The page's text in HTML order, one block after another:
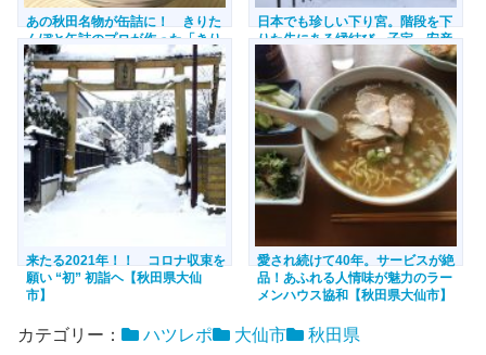
あの秋田名物が缶詰に！ きりた
んぽと缶詰のプロが作った「きり
たんぽの缶詰」【秋田県大仙市】
日本でも珍しい下り宮。階段を下
りた先にある縁結び、子宝、安産
の神「唐松神社」【秋田県大仙
市】
来たる2021年！！ コロナ収束を
願い “初” 初詣ヘ【秋田県大仙
市】
愛され続けて40年。サービスが絶
品！あふれる人情味が魅力のラー
メンハウス協和【秋田県大仙市】
カテゴリー： ハツレポ 大仙市
秋田県